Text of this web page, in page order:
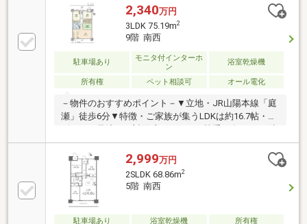
ンのため、リビングダイニングとの一体感が感じられ
ます！◆収納に充実したゆとりのある間取りです！
2,340万円
3LDK 75.19m2
9階 南西
駐車場あり
モニタ付インターホ
ン
浴室乾燥機
所有権 ペット相談可 オール電化
－物件のおすすめポイント－▼立地・JR山陽本線「庭
瀬」徒歩6分▼特徴・ご家族が集うLDKは約16.7帖・リ
ビングを見渡せる対面式キッチン、勝手口有・LDと隣
接する和室は一体利用も可能・キッチンと洗面室が近
く、家事動線良好・WIC等、各洋室・和室に収納有・
ペット飼育可能(規約有)▼設備・浴室乾燥機・オール
電化・オートロック▼周辺環境・わたなべ生鮮館庭瀬
店 徒歩3分(約200m)※リース料金 月額3169円(IH1430
円・電気温水器1739円)■ ご希望の住まい探しをお手伝
いします ━━━━━・・・物件の詳細・ご相談はお気
2,999万円
2SLDK 68.86m2
5階 南西
駐車場あり 浴室乾燥機 所有権